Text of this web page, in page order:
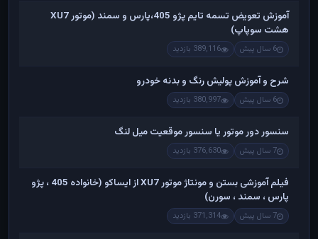
آموزش تعویض تسمه تایم پژو 405،پارس و سمند (موتور XU7
هشت سوپاپ)
6 سال پیش 389,116 بازدید
شرح و آموزش پولیش رنگ و بدنه خودرو
6 سال پیش 380,997 بازدید
سنسور دور موتور یا سنسور موقعیت میل لنگ
7 سال پیش 376,630 بازدید
فیلم آموزشی بستن و مونتاژ موتور XU7 از ایساکو (خانواده 405 ، پژو
پارس ، سمند ، سورن)
7 سال پیش 371,314 بازدید